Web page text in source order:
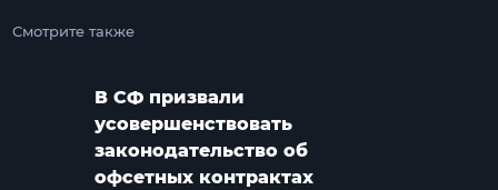
Смотрите также
В СФ призвали
усовершенствовать
законодательство об
офсетных контрактах